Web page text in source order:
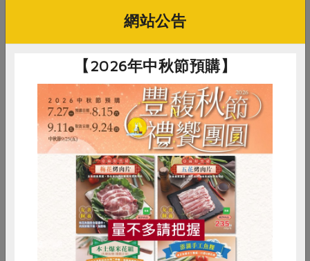
乾式發酵是以黑豆加上海鹽進行七個月日光曝曬發酵，產量低，
等待時間長，但可以增添醬油厚實的滋味
RPET 食譜 減硝酸鹽
雞蛋 食安 共同購買
網站公告
【2026年中秋節預購】